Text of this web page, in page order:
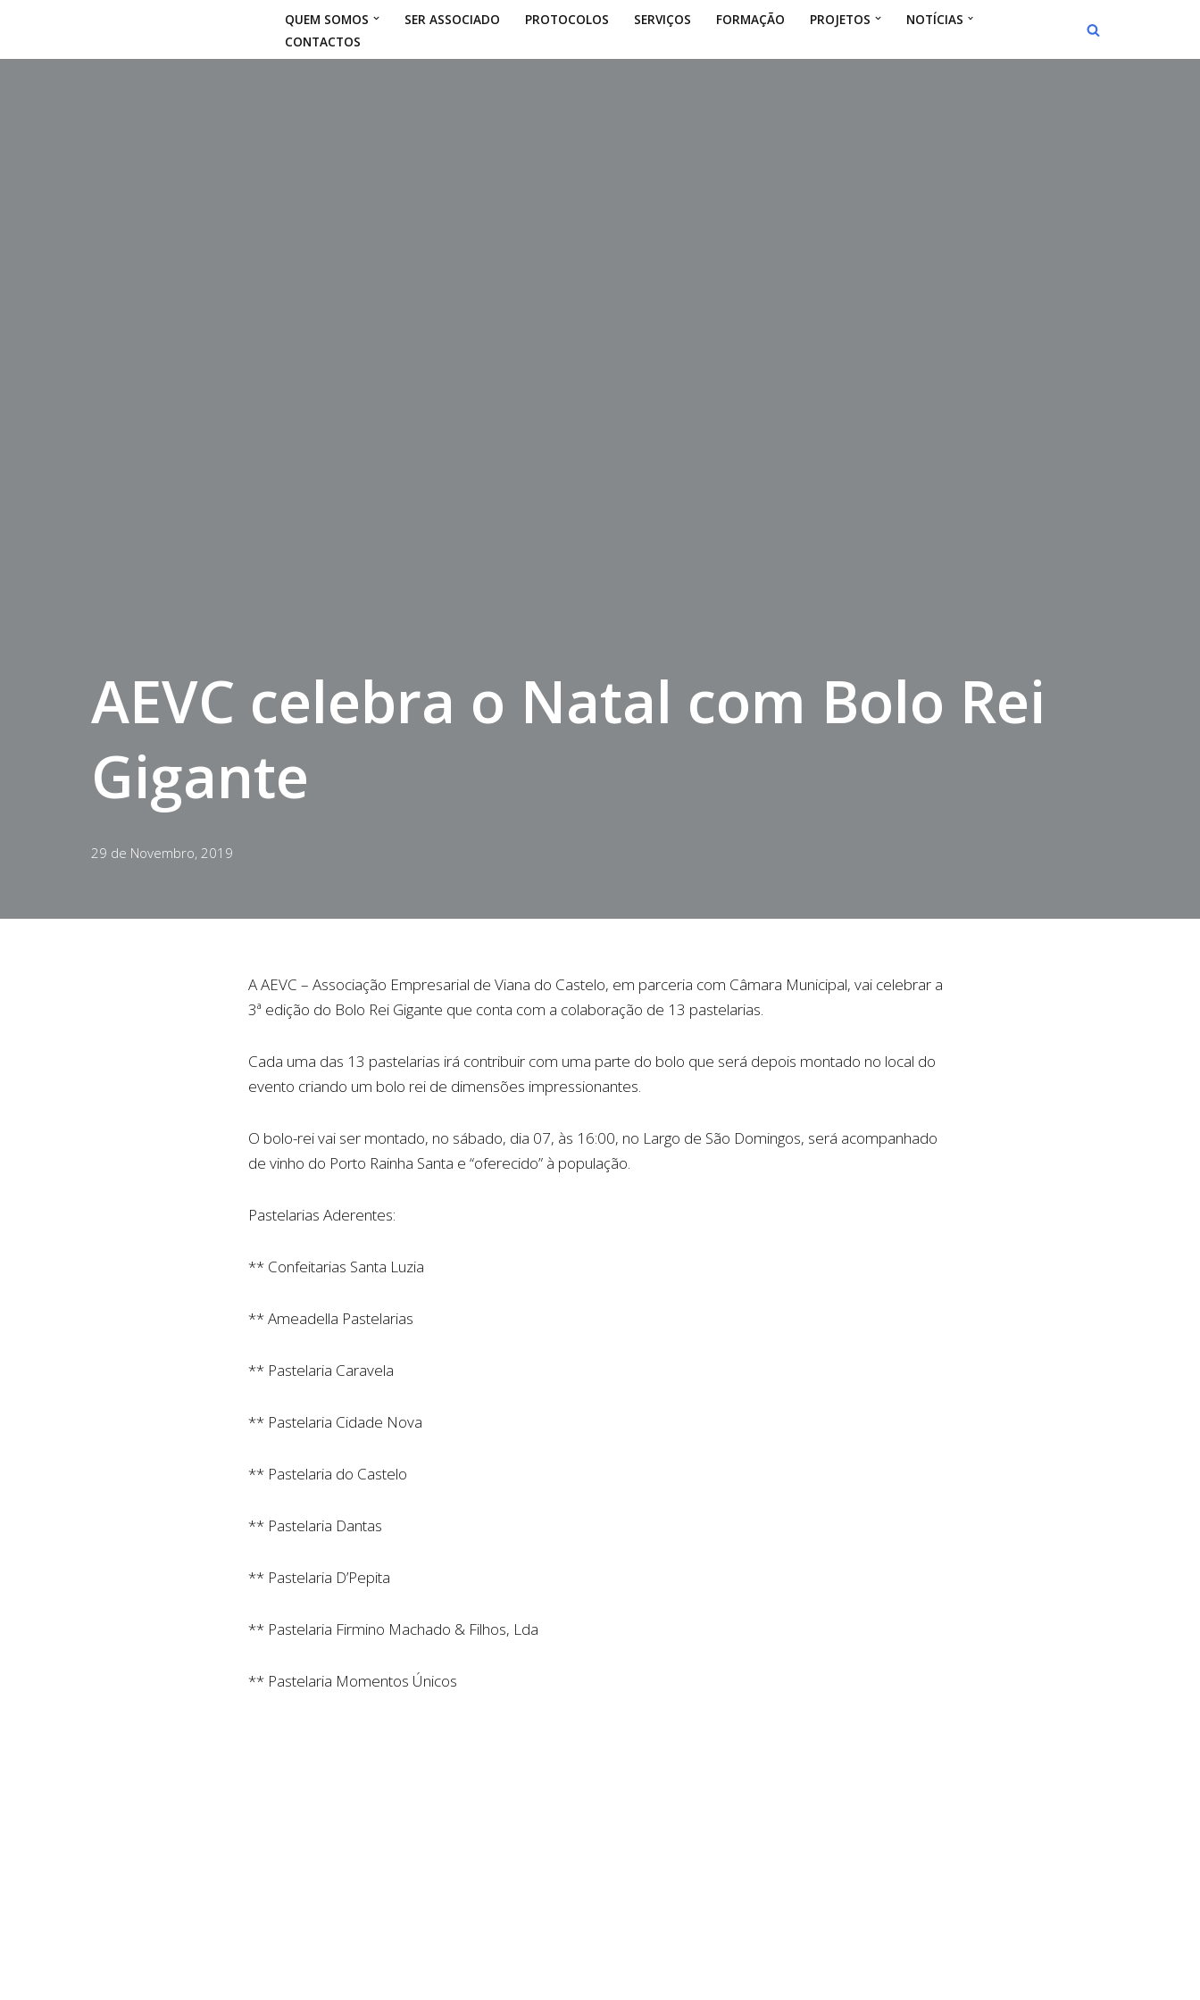
QUEM SOMOS SER ASSOCIADO PROTOCOLOS SERVIÇOS FORMAÇÃO PROJETOS
NOTÍCIAS
CONTACTOS
AEVC celebra o Natal com Bolo Rei
Gigante
29 de Novembro, 2019
A AEVC – Associação Empresarial de Viana do Castelo, em parceria com Câmara Municipal, vai celebrar a
3ª edição do Bolo Rei Gigante que conta com a colaboração de 13 pastelarias.
Cada uma das 13 pastelarias irá contribuir com uma parte do bolo que será depois montado no local do
evento criando um bolo rei de dimensões impressionantes.
O bolo-rei vai ser montado, no sábado, dia 07, às 16:00, no Largo de São Domingos, será acompanhado
de vinho do Porto Rainha Santa e “oferecido” à população.
Pastelarias Aderentes:
** Confeitarias Santa Luzia
** Ameadella Pastelarias
** Pastelaria Caravela
** Pastelaria Cidade Nova
** Pastelaria do Castelo
** Pastelaria Dantas
** Pastelaria D’Pepita
** Pastelaria Firmino Machado & Filhos, Lda
** Pastelaria Momentos Únicos